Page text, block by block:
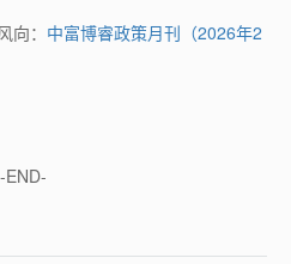
： 中富博睿政策月刊（2026年2
-END-